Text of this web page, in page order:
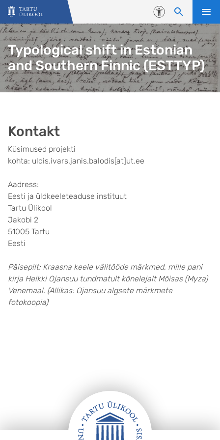
Liigu edasi põhisisu juurde
Juurdepääsetavus
Typological shift in Estonian
and Southern Finnic (ESTTYP)
Kontakt
Küsimused projekti
kohta: uldis.ivars.janis.balodis[at]ut.ee
Aadress:
Eesti ja üldkeeleteaduse instituut
Tartu Ülikool
Jakobi 2
51005 Tartu
Eesti
Päisepilt: Kraasna keele välitööde märkmed, mille pani
kirja Heikki Ojansuu tundmatult kõnelejalt Mõisas (Myza)
Venemaal. (Allikas: Ojansuu algsete märkmete
fotokoopia)